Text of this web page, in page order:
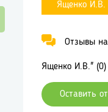
Ященко И.В.
Отзывы на
Ященко И.В." (0)
Оставить